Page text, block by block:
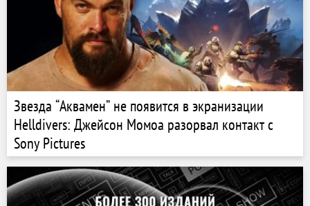
Звезда “Аквамен” не появится в экранизации
Helldivers: Джейсон Момоа разорвал контакт с
Sony Pictures